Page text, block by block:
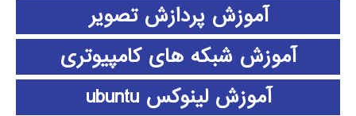
آموزش پردازش تصویر
آموزش شبکه های کامپیوتری
آموزش لینوکس ubuntu